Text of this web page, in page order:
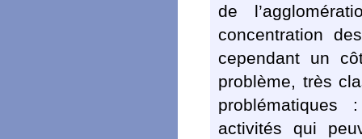
de
concentration
cependant un
problème, très
problématiques
activités qui